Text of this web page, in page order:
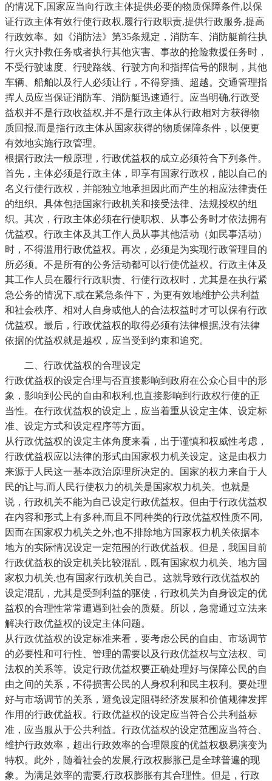
的情况下,国家应当向行政主体提供必要的物质保障条件,以保
证行政主体有效行使行政权,履行行政职责,提供行政服务,提高
行政效率。如《消防法》第35条规定，消防车、消防艇前往执
行火灾扑救任务或者执行其他灾害、事故的抢险救援任务时，
不受行驶速度、行驶路线、行驶方向和指挥信号的限制，其他
车辆、船舶以及行人必须让行，不得穿插、超越。交通管理指
挥人员应当保证消防车、消防艇迅速通行。应当明确,行政受
益权并不是行政收益权,并不是行政主体从行政相对方获得物
质回报,而是指行政主体从国家获得的物质保障条件，以便更
有效地实施行政管理。
根据行政法一般原理，行政优益权的成立必须符合下列条件。
首先，主体必须是行政主体，即享有国家行政权，能以自己的
名义行使行政权，并能独立地承担因此而产生的相应法律责任
的组织。具体包括国家行政机关和接受法律、法规授权的组
织。其次，行政主体必须在行使职权、从事公务时才依法拥有
优益权。行政主体及其工作人员从事其他活动（如民事活动）
时，不得滥用行政优益权。再次，必须是为实现行政管理目的
所必须。不是所有的公务活动都可以行使优益权。行政主体及
其工作人员在履行行政职责、行使行政权时，尤其是在执行紧
急公务的情况下,或在紧急条件下，为更有效地维护公共利益
和社会秩序、相对人自身或他人的合法权益时才可以保有行政
优益权。最后，行政优益权的取得必须有法律根据,没有法律
依据的优益权就是越权，应当受到约束和追究。
二、行政优益权的合理设定
行政优益权的设定合理与否直接影响到政府在公众心目中的形
象，影响到公民的自由和权利,也直接影响到行政权行使的正
当性。在行政优益权的设定上，应当着重从设定主体、设定标
准、设定方式和设定程序等方面。
从行政优益权的设定主体角度来看，出于谨慎和权威性考虑，
行政优益权应以法律的形式由国家权力机关设定。这是由权力
来源于人民这一基本政治原理所决定的。国家的权力来自于人
民的让与,而人民行使权力的机关是国家权力机关。也就是
说，行政机关不能为自己设定行政优益权。但由于行政优益权
在内容和形式上有多种,而且不同种类的行政优益权性质不同,
因而在国家权力机关之外,也不排除地方国家权力机关依据本
地方的实际情况设定一定范围的行政优益权。但是，我国目前
行政优益权的设定机关比较混乱，既有国家权力机关、地方国
家权力机关,也有国家行政机关自己。这就导致行政优益权的
设定混乱，尤其是受到利益的驱使，行政机关为自身设定的优
益权的合理性常常遭遇到社会的质疑。所以，急需通过立法来
解决行政优益权的设定主体问题。
从行政优益权的设定标准来看，要考虑公民的自由、市场调节
的必要性和可行性、管理的需要以及行政优益权与立法权、司
法权的关系等。设定行政优益权要正确处理好与保障公民的自
由之间的关系，不得损害公民的人身权利和民主权利。要处理
好与市场调节的关系，避免设定阻碍经济发展和价值规律发挥
作用的行政优益权。行政优益权的设定应当符合公共利益标
准，应当服从于公共利益。行政优益权的设定范围应当符合、
维护行政效率，超出行政效率的合理限度的优益权极易演变为
特权。此外，随着社会的发展,行政权膨胀已是全球普遍的现
象。为满足效率的需要,行政权膨胀有其合理性。但是，行政